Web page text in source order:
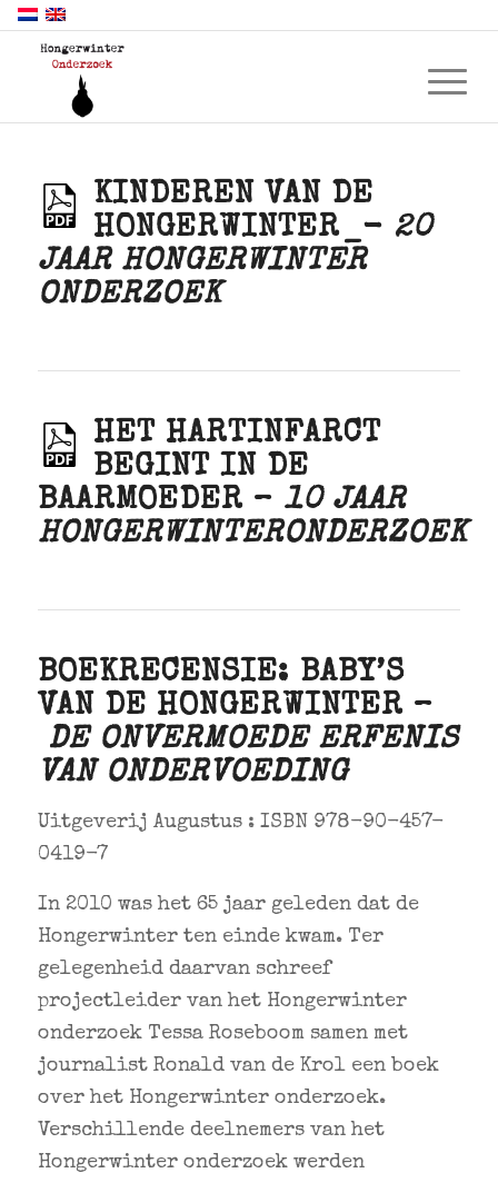
KINDEREN VAN DE
HONGERWINTER_- 20
JAAR HONGERWINTER
ONDERZOEK
HET HARTINFARCT
BEGINT IN DE
BAARMOEDER – 10 JAAR
HONGERWINTERONDERZOEK
BOEKRECENSIE: BABY’S
VAN DE HONGERWINTER –
DE ONVERMOEDE ERFENIS
VAN ONDERVOEDING
Uitgeverij Augustus : ISBN 978-90-457-
0419-7
In 2010 was het 65 jaar geleden dat de
Hongerwinter ten einde kwam. Ter
gelegenheid daarvan schreef
projectleider van het Hongerwinter
onderzoek Tessa Roseboom samen met
journalist Ronald van de Krol een boek
over het Hongerwinter onderzoek.
Verschillende deelnemers van het
Hongerwinter onderzoek werden